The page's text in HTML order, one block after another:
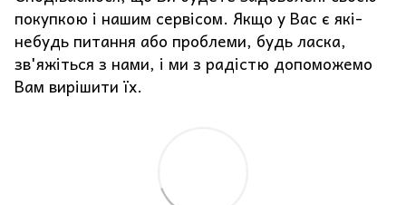
покупкою і нашим сервісом. Якщо у Вас є які-
небудь питання або проблеми, будь ласка,
зв'яжіться з нами, і ми з радістю допоможемо
Вам вирішити їх.